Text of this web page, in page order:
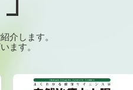
介します。
ます。